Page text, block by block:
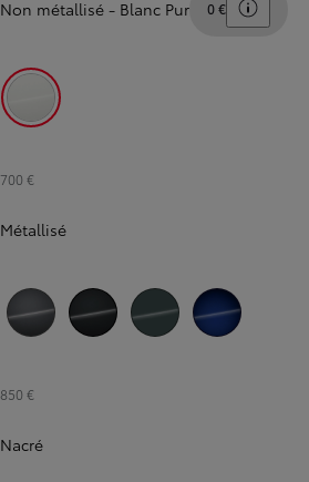
Non métallisé - Blanc Pur 0 €
Blanc Pur
700 €
Métallisé
850 €
Nacré